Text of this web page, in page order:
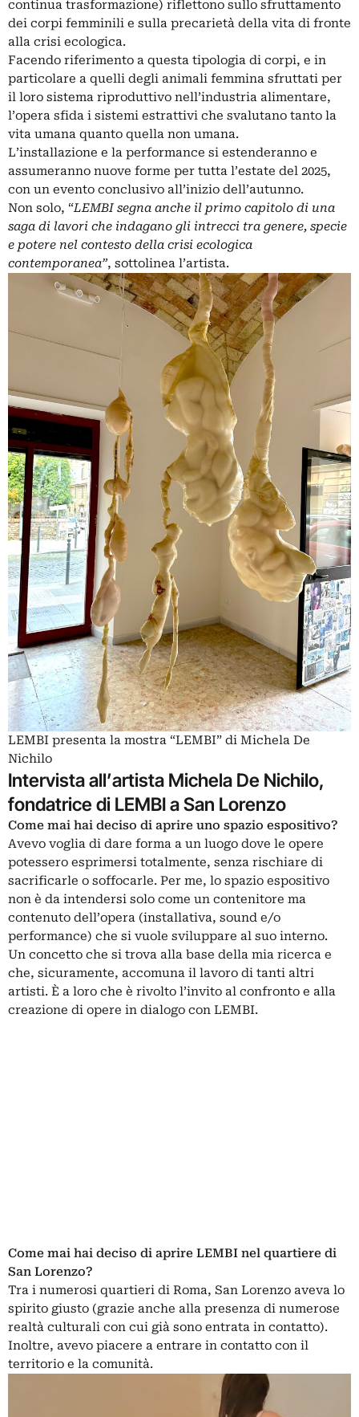
continua trasformazione) riflettono sullo sfruttamento
dei corpi femminili e sulla precarietà della vita di fronte
alla crisi ecologica.
Facendo riferimento a questa tipologia di corpi, e in
particolare a quelli degli animali femmina sfruttati per
il loro sistema riproduttivo nell’industria alimentare,
l’opera sfida i sistemi estrattivi che svalutano tanto la
vita umana quanto quella non umana.
L’installazione e la performance si estenderanno e
assumeranno nuove forme per tutta l’estate del 2025,
con un evento conclusivo all’inizio dell’autunno.
Non solo, “LEMBI segna anche il primo capitolo di una
saga di lavori che indagano gli intrecci tra genere, specie
e potere nel contesto della crisi ecologica
contemporanea”, sottolinea l’artista.
LEMBI presenta la mostra “LEMBI” di Michela De
Nichilo
Intervista all’artista Michela De Nichilo,
fondatrice di LEMBI a San Lorenzo
Come mai hai deciso di aprire uno spazio espositivo?
Avevo voglia di dare forma a un luogo dove le opere
potessero esprimersi totalmente, senza rischiare di
sacrificarle o soffocarle. Per me, lo spazio espositivo
non è da intendersi solo come un contenitore ma
contenuto dell’opera (installativa, sound e/o
performance) che si vuole sviluppare al suo interno.
Un concetto che si trova alla base della mia ricerca e
che, sicuramente, accomuna il lavoro di tanti altri
artisti. È a loro che è rivolto l’invito al confronto e alla
creazione di opere in dialogo con LEMBI.
Come mai hai deciso di aprire LEMBI nel quartiere di
San Lorenzo?
Tra i numerosi quartieri di Roma, San Lorenzo aveva lo
spirito giusto (grazie anche alla presenza di numerose
realtà culturali con cui già sono entrata in contatto).
Inoltre, avevo piacere a entrare in contatto con il
territorio e la comunità.